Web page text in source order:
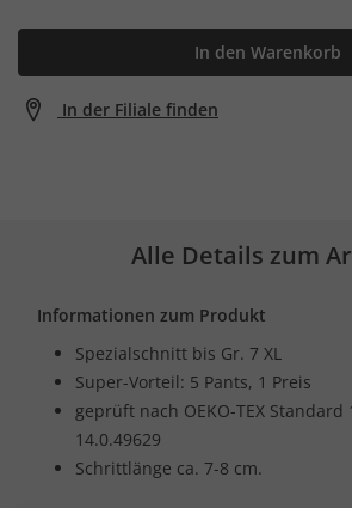
In den Warenkorb
In der Filiale finden
Alle Details zum
Informationen zum Produkt
Spezialschnitt bis Gr. 7 XL
Super-Vorteil: 5 Pants, 1 Preis
geprüft nach OEKO-TEX
14.0.49629
Schrittlänge ca. 7-8 cm.